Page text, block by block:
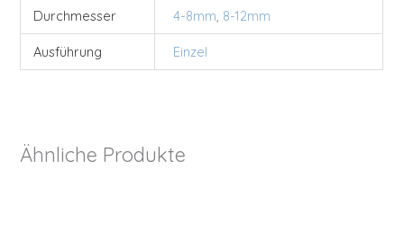
Durchmesser 4-8mm, 8-12mm
Ausführung Einzel
Ähnliche Produkte